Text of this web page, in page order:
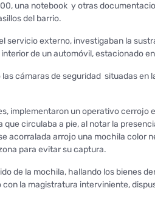
una notebook y otras
del barrio.
servicio externo, investigaban la
de un automóvil, estacionado
cámaras de seguridad situadas en
implementaron un operativo cerrojo
circulaba a pie, al notar la
acorralada arrojo una mochila color
para evitar su captura.
de la mochila, hallando los bienes
la magistratura interviniente,